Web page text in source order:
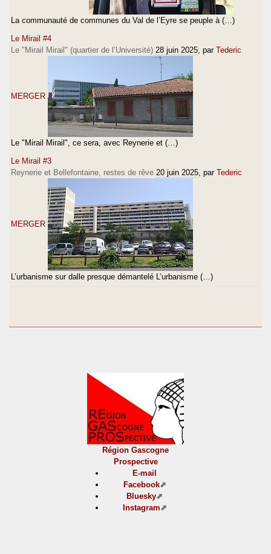
La communauté de communes du Val de l’Eyre se peuple à (…)
Le Mirail #4
Le "Mirail Mirail" (quartier de l’Université) 28 juin 2025 , par Tederic
MERGER
Le "Mirail Mirail", ce sera, avec Reynerie et (…)
Le Mirail #3
Reynerie et Bellefontaine, restes de rêve 20 juin 2025 , par Tederic
MERGER
L’urbanisme sur dalle presque démantelé L’urbanisme (…)
Région Gascogne
Prospective
E-mail
Facebook
Bluesky
Instagram